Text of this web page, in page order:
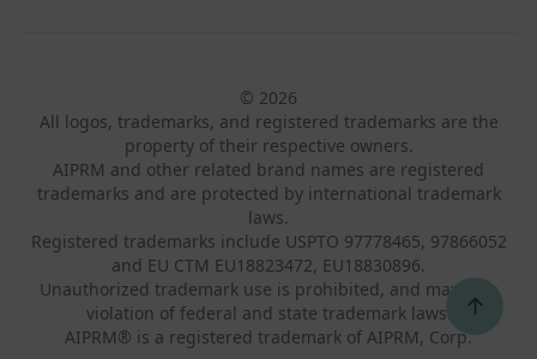
© 2026
All logos, trademarks, and registered trademarks are the
property of their respective owners.
AIPRM and other related brand names are registered
trademarks and are protected by international trademark
laws.
Registered trademarks include USPTO 97778465, 97866052
and EU CTM EU18823472, EU18830896.
Unauthorized trademark use is prohibited, and may be a
violation of federal and state trademark laws.
AIPRM® is a registered trademark of AIPRM, Corp.
↑